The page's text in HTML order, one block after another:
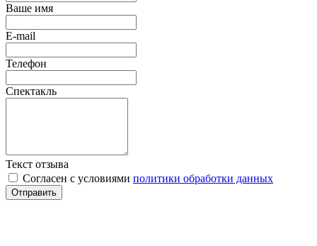
Ваше имя
E-mail
Телефон
Спектакль
Текст отзыва
Согласен с условиями политики обработки данных
Отправить